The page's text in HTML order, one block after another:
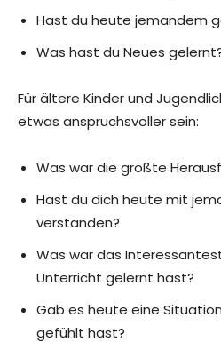
Hast du heute jemandem
Was hast du Neues
Für ältere Kinder und
etwas anspruchsvoller sein:
Was war die größte
Hast du dich heute mit
verstanden?
Was war das
Unterricht gelernt hast?
Gab es heute eine
gefühlt hast?